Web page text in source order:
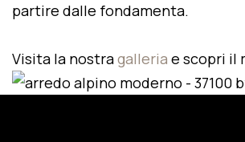
partire dalle fondamenta.
Visita la nostragalleria e scopri il